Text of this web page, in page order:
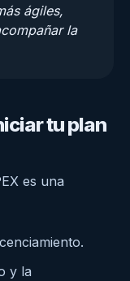
ágiles,
la
tu plan
es una
y la